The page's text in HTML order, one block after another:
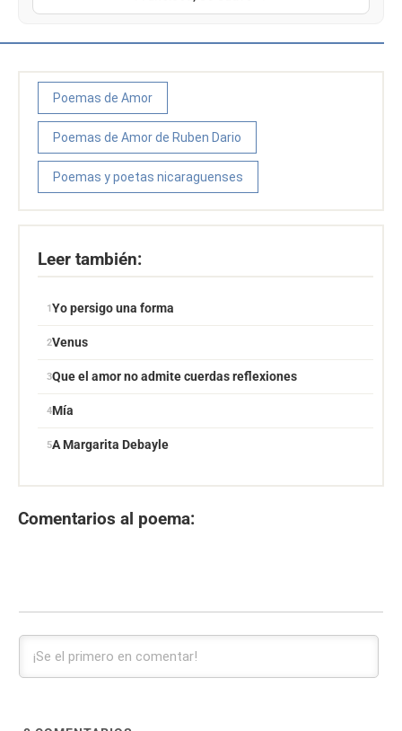
Poemas de Amor
Poemas de Amor de Ruben Dario
Poemas y poetas nicaraguenses
Leer también:
Yo persigo una forma
Venus
Que el amor no admite cuerdas reflexiones
Mía
A Margarita Debayle
Comentarios al poema: